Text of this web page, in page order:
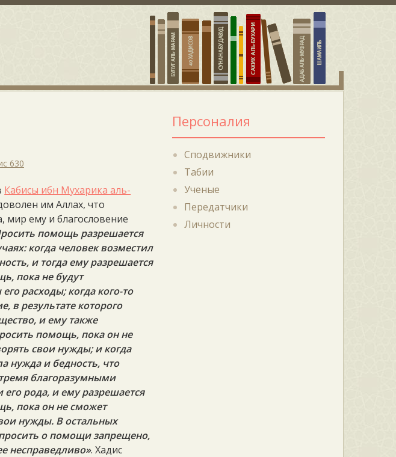
630
Кабисы ибн Мухарика аль-
им Аллах, что
мир ему и благословение
помощь разрешается
когда человек возместил
и тогда ему разрешается
пока не будут
расходы; когда кого-то
в результате которого
и ему также
помощь, пока он не
свои нужды; и когда
нужда и бедность, что
благоразумными
его рода, и ему разрешается
пока он не сможет
нужды. В остальных
о помощи запрещено,
несправедливо». Хадис
Персоналия
Сподвижники
Табии
Ученые
Передатчики
Личности